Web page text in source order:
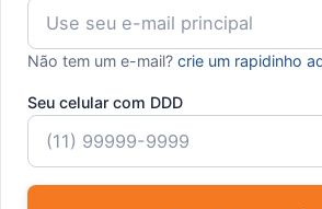
Não tem um e-mail? crie um rapidinho
Seu celular com DDD